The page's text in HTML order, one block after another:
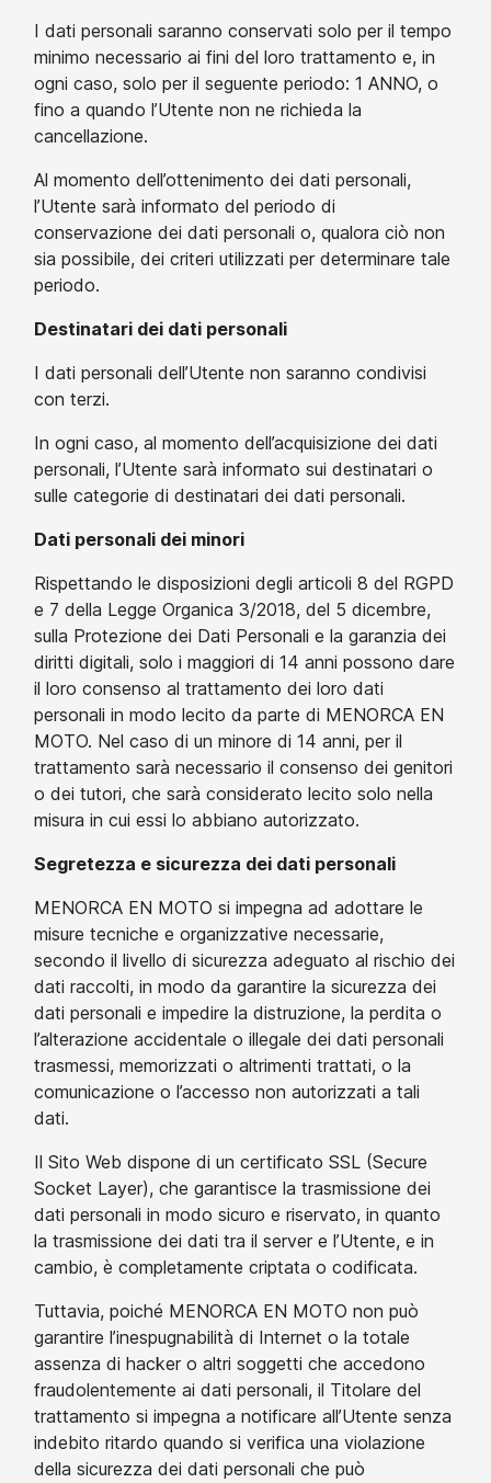
I dati personali saranno conservati solo per il tempo
minimo necessario ai fini del loro trattamento e, in
ogni caso, solo per il seguente periodo: 1 ANNO, o
fino a quando l’Utente non ne richieda la
cancellazione.
Al momento dell’ottenimento dei dati personali,
l’Utente sarà informato del periodo di
conservazione dei dati personali o, qualora ciò non
sia possibile, dei criteri utilizzati per determinare tale
periodo.
Destinatari dei dati personali
I dati personali dell’Utente non saranno condivisi
con terzi.
In ogni caso, al momento dell’acquisizione dei dati
personali, l’Utente sarà informato sui destinatari o
sulle categorie di destinatari dei dati personali.
Dati personali dei minori
Rispettando le disposizioni degli articoli 8 del RGPD
e 7 della Legge Organica 3/2018, del 5 dicembre,
sulla Protezione dei Dati Personali e la garanzia dei
diritti digitali, solo i maggiori di 14 anni possono dare
il loro consenso al trattamento dei loro dati
personali in modo lecito da parte di MENORCA EN
MOTO. Nel caso di un minore di 14 anni, per il
trattamento sarà necessario il consenso dei genitori
o dei tutori, che sarà considerato lecito solo nella
misura in cui essi lo abbiano autorizzato.
Segretezza e sicurezza dei dati personali
MENORCA EN MOTO si impegna ad adottare le
misure tecniche e organizzative necessarie,
secondo il livello di sicurezza adeguato al rischio dei
dati raccolti, in modo da garantire la sicurezza dei
dati personali e impedire la distruzione, la perdita o
l’alterazione accidentale o illegale dei dati personali
trasmessi, memorizzati o altrimenti trattati, o la
comunicazione o l’accesso non autorizzati a tali
dati.
Il Sito Web dispone di un certificato SSL (Secure
Socket Layer), che garantisce la trasmissione dei
dati personali in modo sicuro e riservato, in quanto
la trasmissione dei dati tra il server e l’Utente, e in
cambio, è completamente criptata o codificata.
Tuttavia, poiché MENORCA EN MOTO non può
garantire l’inespugnabilità di Internet o la totale
assenza di hacker o altri soggetti che accedono
fraudolentemente ai dati personali, il Titolare del
trattamento si impegna a notificare all’Utente senza
indebito ritardo quando si verifica una violazione
della sicurezza dei dati personali che può